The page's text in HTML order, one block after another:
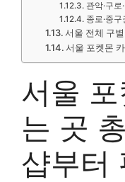
관악·구로
종로·중구
서울 전체 구
서울 포켓몬
서울
는 곳
샵부터